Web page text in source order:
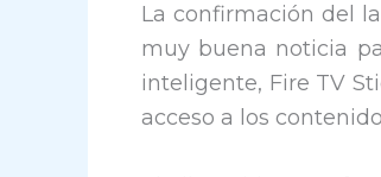
La confirmación del
muy buena noticia
inteligente, Fire TV
acceso a los